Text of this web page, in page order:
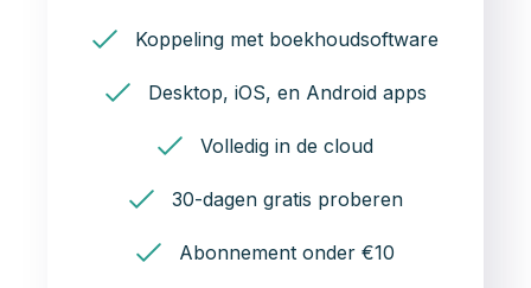
Koppeling met boekhoudsoftware
Desktop, iOS, en Android apps
Volledig in de cloud
30-dagen gratis proberen
Abonnement onder €10